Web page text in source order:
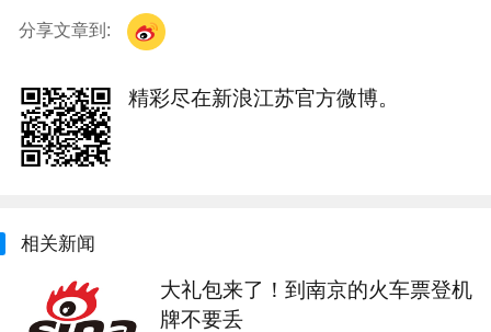
分享文章到:
精彩尽在新浪江苏官方微博。
相关新闻
大礼包来了！到南京的火车票登机
牌不要丢